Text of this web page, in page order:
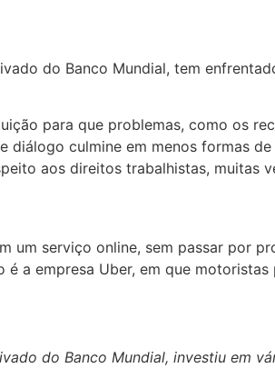
do Banco Mundial, tem
para que problemas, como os
diálogo culmine em menos formas
aos direitos trabalhistas, muitas
um serviço online, sem passar por
a empresa Uber, em que
do Banco Mundial, investiu em